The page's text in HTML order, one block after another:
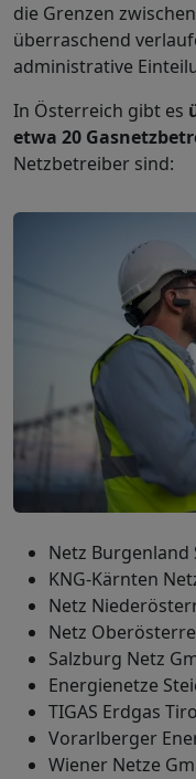
die Grenzen
überraschend
administrative
In Österreich gibt es
etwa 20
Netzbetreiber sind:
Netz Burgenland
KNG-Kärnten
Netz
Netz
Salzburg Netz
Energienetze
TIGAS Erdgas
Vorarlberger
Wiener Netze